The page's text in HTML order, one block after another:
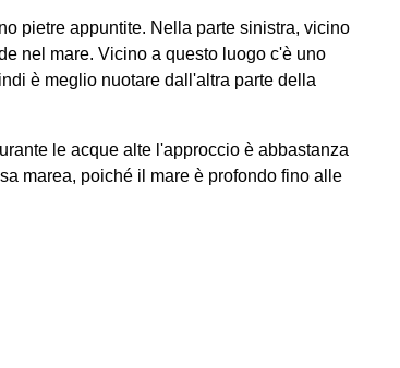
pietre appuntite. Nella parte sinistra, vicino
nel mare. Vicino a questo luogo c'è uno
è meglio nuotare dall'altra parte della
le acque alte l'approccio è abbastanza
marea, poiché il mare è profondo fino alle